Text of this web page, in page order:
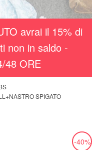
avrai il 15% di
non in saldo -
48 ORE
SPIGATO
-40%